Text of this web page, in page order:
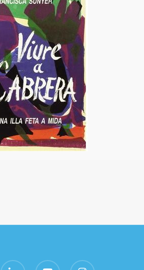
linkedin youtube instagram